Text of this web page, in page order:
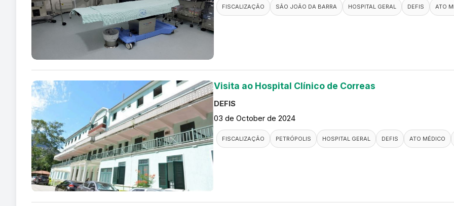
FISCALIZAÇÃO SÃO JOÃO DA BARRA HOSPITAL GERAL DEFIS ATO
Visita ao Hospital Clínico de Correas
DEFIS
03 de October de 2024
FISCALIZAÇÃO PETRÓPOLIS HOSPITAL GERAL DEFIS ATO MÉDICO